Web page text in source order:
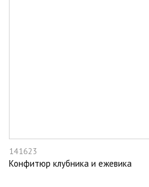
141623
Конфитюр клубника и ежевика